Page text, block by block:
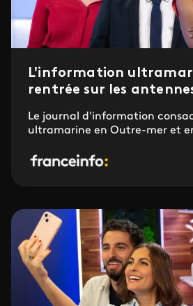
L'information
rentrée sur les
Le journal d'information
ultramarine en Outre-mer et